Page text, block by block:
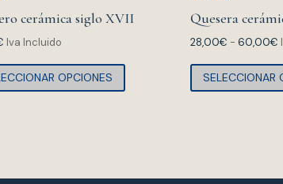
cerámica siglo XVII
Iva Incluido
OPCIONES
Este
Quesera
28,00€ - 60,00€
SELECCIONAR